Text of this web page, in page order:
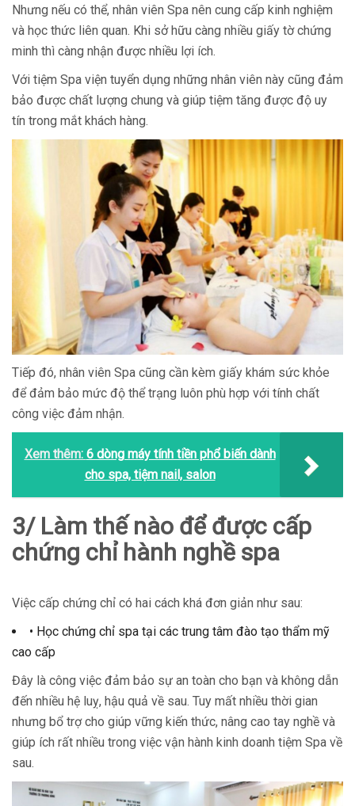
Nhưng nếu có thể, nhân viên Spa nên cung cấp kinh nghiệm
và học thức liên quan. Khi sở hữu càng nhiều giấy tờ chứng
minh thì càng nhận được nhiều lợi ích.
Với tiệm Spa viện tuyển dụng những nhân viên này cũng đảm
bảo được chất lượng chung và giúp tiệm tăng được độ uy
tín trong mắt khách hàng.
Tiếp đó, nhân viên Spa cũng cần kèm giấy khám sức khỏe
để đảm bảo mức độ thể trạng luôn phù hợp với tính chất
công việc đảm nhận.
Xem thêm: 6 dòng máy tính tiền phổ biến dành
cho spa, tiệm nail, salon
3/ Làm thế nào để được cấp
chứng chỉ hành nghề spa
Việc cấp chứng chỉ có hai cách khá đơn giản như sau:
• Học chứng chỉ spa tại các trung tâm đào tạo thẩm mỹ
cao cấp
Đây là công việc đảm bảo sự an toàn cho bạn và không dẫn
đến nhiều hệ luỵ, hậu quả về sau. Tuy mất nhiều thời gian
nhưng bổ trợ cho giúp vững kiến thức, nâng cao tay nghề và
giúp ích rất nhiều trong việc vận hành kinh doanh tiệm Spa về
sau.